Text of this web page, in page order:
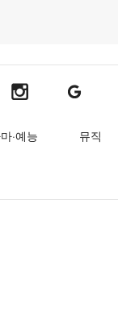
엑스
텐아시아 인스타그램
텐아시아
·예능
뮤직